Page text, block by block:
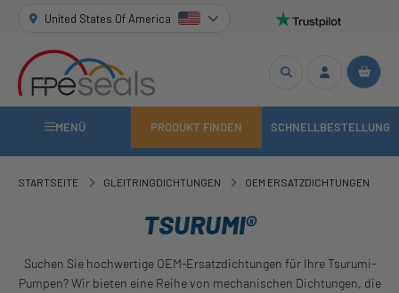
United States Of America
MENÜ PRODUKT FINDEN SCHNELLBESTELLUNG
STARTSEITE GLEITRINGDICHTUNGEN OEM ERSATZDICHTUNGEN
TSURUMI®
Suchen Sie hochwertige OEM-Ersatzdichtungen für Ihre Tsurumi-
Pumpen? Wir bieten eine Reihe von mechanischen Dichtungen, die